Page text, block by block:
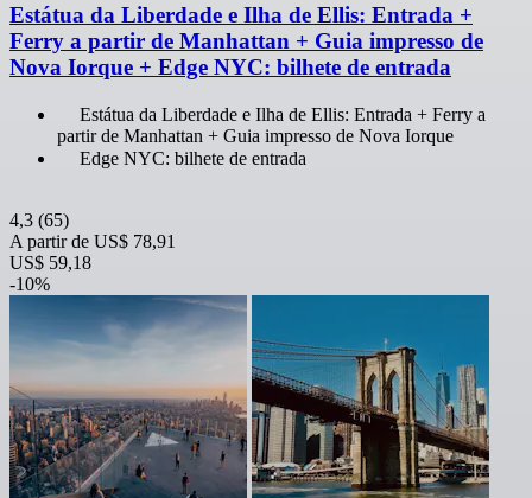
Estátua da Liberdade e Ilha de Ellis: Entrada +
Ferry a partir de Manhattan + Guia impresso de
Nova Iorque + Edge NYC: bilhete de entrada
Estátua da Liberdade e Ilha de Ellis: Entrada + Ferry a
partir de Manhattan + Guia impresso de Nova Iorque
Edge NYC: bilhete de entrada
4,3 (65)
A partir de US$ 78,91
US$ 59,18
-10%